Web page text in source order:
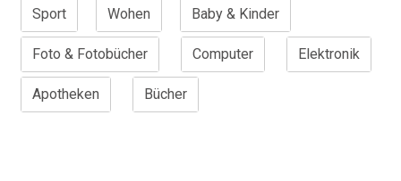
Sport Wohen Baby & Kinder
Foto & Fotobücher Computer Elektronik
Apotheken Bücher